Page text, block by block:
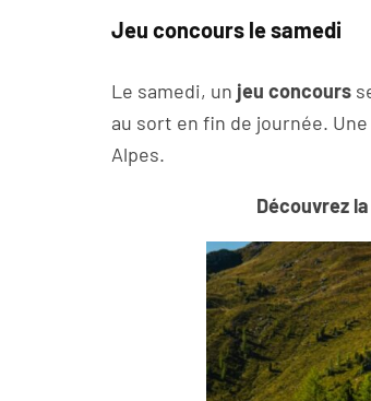
Jeu concours le samedi
Le samedi, un jeu concours
au sort en fin de journée.
Alpes.
Découvrez